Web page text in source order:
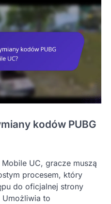
kodów PUBG
UC, gracze muszą
procesem, który
do oficjalnej strony
to